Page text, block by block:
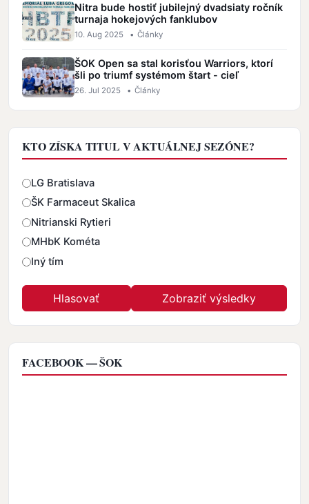
Nitra bude hostiť jubilejný dvadsiaty ročník
turnaja hokejových fanklubov
10. Aug 2025 • Články
ŠOK Open sa stal korisťou Warriors, ktorí
šli po triumf systémom štart - cieľ
26. Jul 2025 • Články
KTO ZÍSKA TITUL V AKTUÁLNEJ SEZÓNE?
Odpovede
LG Bratislava
ŠK Farmaceut Skalica
Nitrianski Rytieri
MHbK Kométa
Iný tím
FACEBOOK — ŠOK